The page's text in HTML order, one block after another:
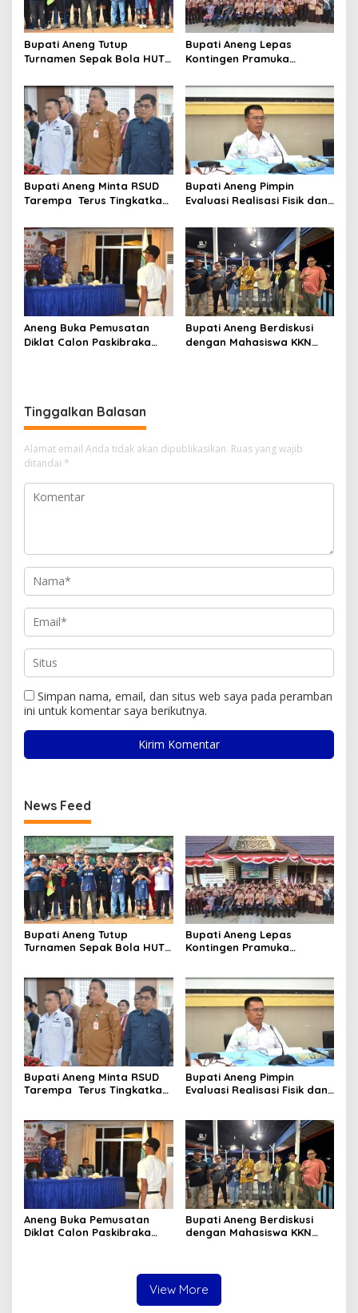
Bupati Aneng Tutup
Turnamen Sepak Bola HUT
Anggrek Air Asuk
Bupati Aneng Lepas
Kontingen Pramuka
Nasional 2026
Bupati Aneng Minta RSUD
Tarempa Terus Tingkatkan
Bupati Aneng Pimpin
Evaluasi Realisasi Fisik dan
2026
Aneng Buka Pemusatan
Diklat Calon Paskibraka
Bupati Aneng Berdiskusi
dengan Mahasiswa KKN
Tinggalkan Balasan
Alamat email Anda tidak akan dipublikasikan. Ruas yang wajib
ditandai *
Simpan nama, email, dan situs web saya pada peramban
ini untuk komentar saya berikutnya.
News Feed
Bupati Aneng Tutup
Turnamen Sepak Bola HUT
Bupati Aneng Lepas
Kontingen Pramuka
Bupati Aneng Minta RSUD
Tarempa Terus Tingkatkan
Bupati Aneng Pimpin
Evaluasi Realisasi Fisik dan
Aneng Buka Pemusatan
Diklat Calon Paskibraka
Bupati Aneng Berdiskusi
dengan Mahasiswa KKN
View More